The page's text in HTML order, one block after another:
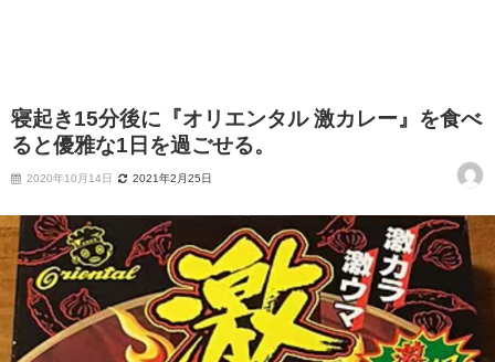
寝起き15分後に『オリエンタル 激カレー』を食べ
ると優雅な1日を過ごせる。
2020年10月14日 2021年2月25日